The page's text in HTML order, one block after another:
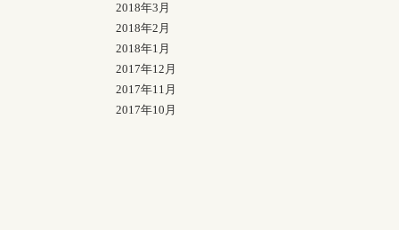
2018年3月
2018年2月
2018年1月
2017年12月
2017年11月
2017年10月